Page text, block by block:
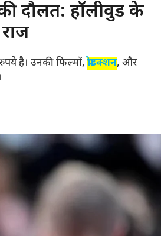
दौलत: हॉलीवुड के
है। उनकी फिल्मों, प्रोडक्शन, और